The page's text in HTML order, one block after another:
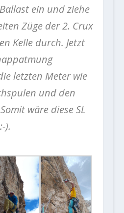
ein und ziehe
Züge der 2. Crux
Kelle durch. Jetzt
letzten Meter wie
und den
wäre diese SL
).